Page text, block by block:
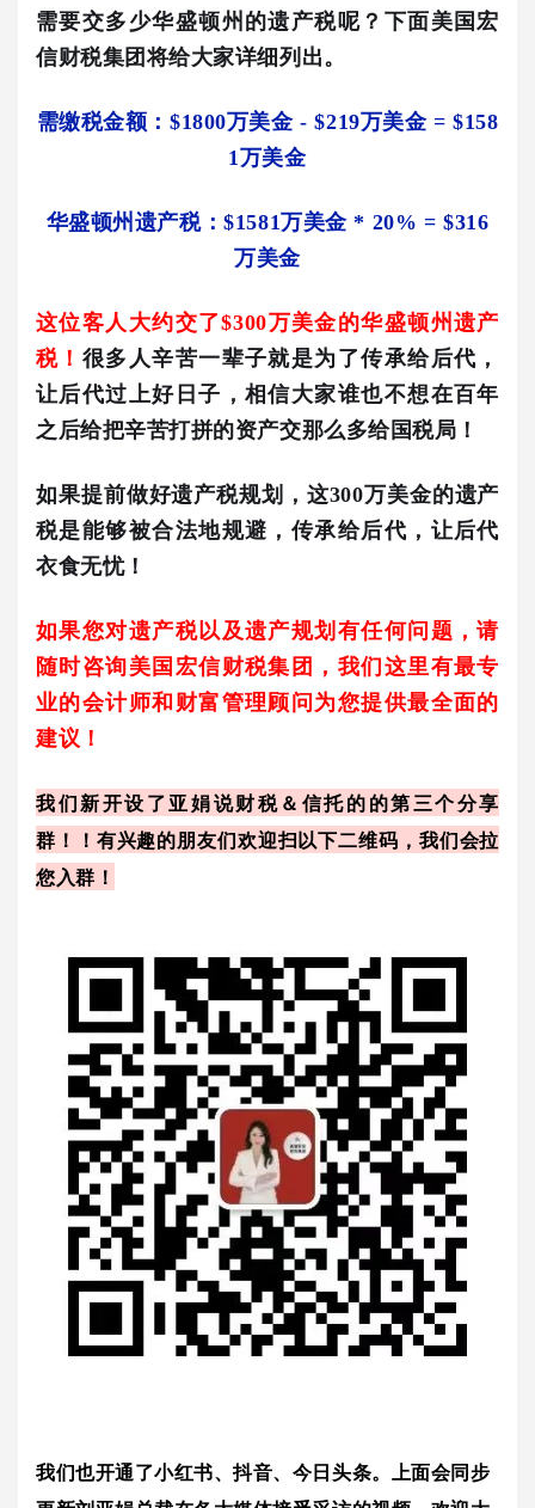
需要交多少华盛顿州的遗产税呢 ？下面美国宏
信财税集团将给大家详细列出。
需缴税金额： $1800万美金 - $219万美金 = $158
1万美金
华盛顿州遗产税：$1581万美金* 20% = $316
万美金
这位客人大约交了$300万美金的华盛顿州遗产
税！ 很多人辛苦一辈子就是为了传承给后代，
让后代过上好日子，相信大家谁也不想在百年
之后给把辛苦打拼的资产交那么多给国税局！
如果提前做好遗产税规划，这300万美金的遗产
税是能够被合法地规避，传承给后代，让后代
衣食无忧！
如果您对遗产税以及遗产规划有任何问题，请
随时咨询美国宏信财税集团，我们这里有最专
业的会计师和财富管理顾问为您提供最全面的
建议！
我们新开设了亚娟说财税＆信托的的第三个分享
群！！有兴趣的朋友们欢迎扫以下二维码，我们会拉
您入群！
我们也开通了小红书、抖音、今日头条。上面会同步